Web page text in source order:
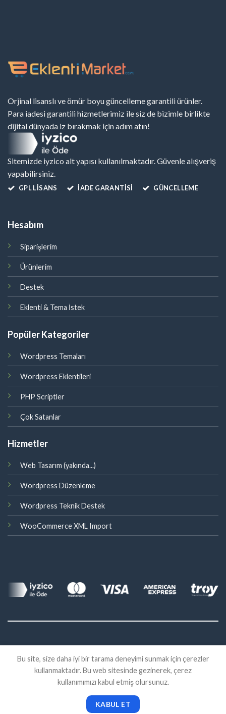
Orjinal lisanslı ve ömür boyu güncelleme garantili ürünler.
Para iadesi garantili hizmetlerimiz ile siz de bizimle birlikte
dijital dünyada iz bırakmak için adım atın!
Sitemizde iyzico alt yapısı kullanılmaktadır. Güvenle alışveriş
yapabilirsiniz.
GPL LISANS İADE GARANTİSİ GÜNCELLEME
Hesabım
Siparişlerim
Ürünlerim
Destek
Eklenti & Tema İstek
Popüler Kategoriler
Wordpress Temaları
Wordpress Eklentileri
PHP Scriptler
Çok Satanlar
Hizmetler
Web Tasarım (yakında...)
Wordpress Düzenleme
Wordpress Teknik Destek
WooCommerce XML Import
2026 Eklenti Market
SATIŞ SÖZLEŞMESI KVKK
Bu site, size daha iyi bir tarama deneyimi sunmak için çerezler
kullanmaktadır. Bu web sitesinde gezinerek, çerez
kullanımımızı kabul etmiş olursunuz.
KABUL ET